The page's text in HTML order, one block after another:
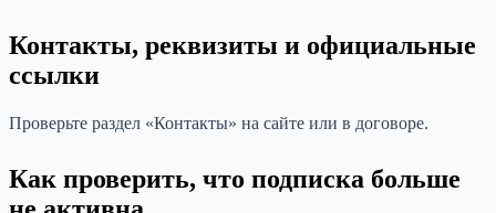
Контакты, реквизиты и официальные
ссылки
Проверьте раздел «Контакты» на сайте или в договоре.
Как проверить, что подписка больше